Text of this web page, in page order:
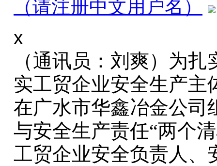
（请注册中文用户名）
x
（通讯员：刘爽）为
实工贸企业安全生产主
在广水市华鑫冶金公司
与安全生产责任“两个
工贸企业安全负责人、